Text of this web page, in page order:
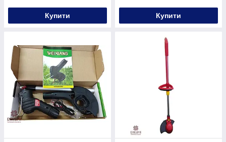
Купити Купити